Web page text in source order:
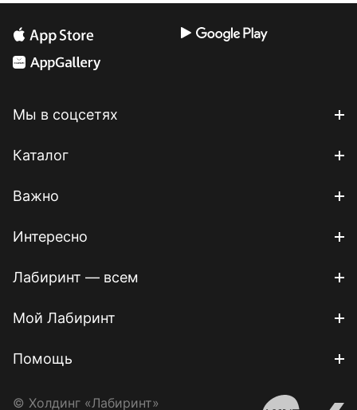
Мы в соцсетях
Каталог
Важно
Интересно
Лабиринт — всем
Мой Лабиринт
Помощь
© Холдинг «Лабиринт»